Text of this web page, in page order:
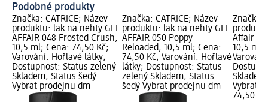
Podobné produkty
Značka: CATRICE; Název
produktu: lak na nehty GEL
AFFAIR 048 Frosted Crush,
10,5 ml; Cena: 74,50 Kč;
Varování: Hořlavé látky;
Dostupnost: Status zelený
Skladem, Status šedý
Vybrat prodejnu dm
Značka: CATRICE; Název
produktu: lak na nehty GEL
AFFAIR 050 Poppy
Reloaded, 10,5 ml; Cena:
74,50 Kč; Varování: Hořlavé
látky; Dostupnost: Status
zelený Skladem, Status
šedý Vybrat prodejnu dm
Značka:
Affair
10,5 ml;
Vybrat
74,50 Kč